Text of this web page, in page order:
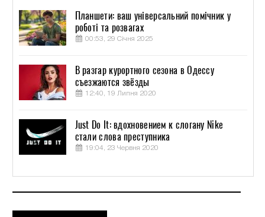
Планшети: ваш універсальний помічник у
роботі та розвагах
00:53, 29 Січня 2025
В разгар курортного сезона в Одессу
съезжаются звёзды
12:40, 19 Липня 2020
Just Do It: вдохновением к слогану Nike
стали слова преступника
19:04, 23 Червня 2020